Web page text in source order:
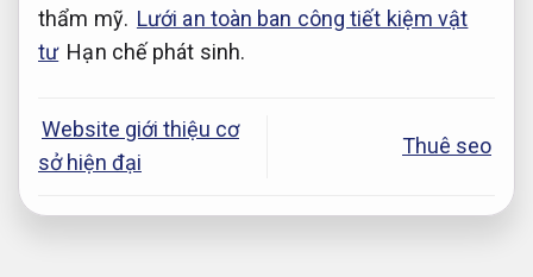
thẩm mỹ. Lưới an toàn ban công tiết kiệm vật
tư Hạn chế phát sinh.
Website giới thiệu cơ
sở hiện đại
Thuê seo